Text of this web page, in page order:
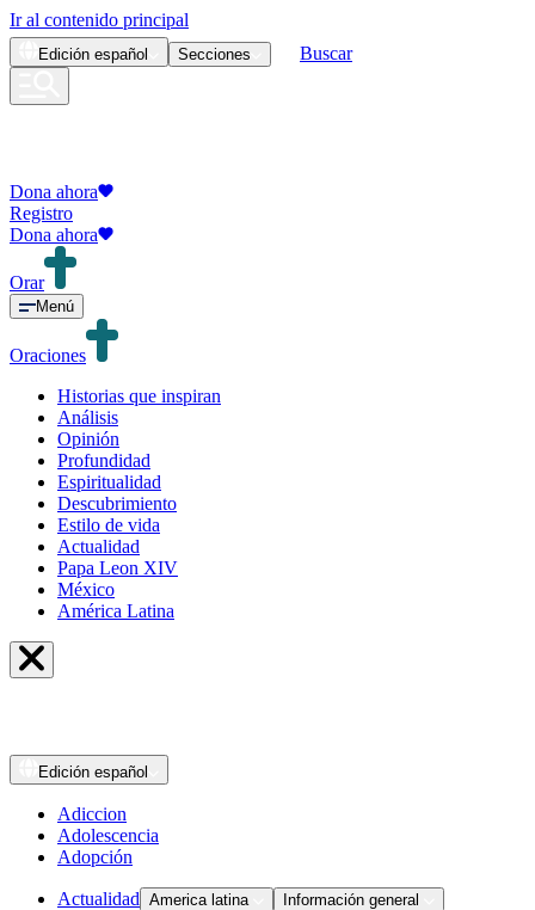
Ir al contenido principal
Edición español Secciones Buscar
Dona ahora
Registro
Dona ahora
Orar
Menú
Oraciones
Historias que inspiran
Análisis
Opinión
Profundidad
Espiritualidad
Descubrimiento
Estilo de vida
Actualidad
Papa Leon XIV
México
América Latina
Edición español
Adiccion
Adolescencia
Adopción
Actualidad America latina
Información general